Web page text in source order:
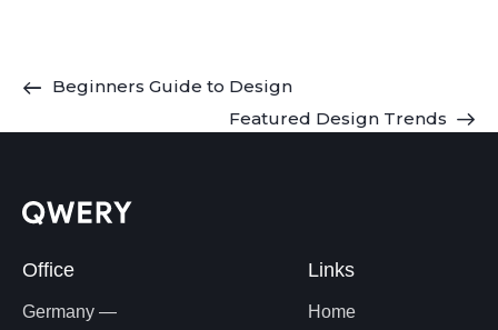
Beginners Guide to Design
Featured Design Trends
Office
Germany —
Links
Home